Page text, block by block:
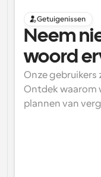
Getuigenissen
Neem
woord
Onze gebruikers
Ontdek waarom
plannen van